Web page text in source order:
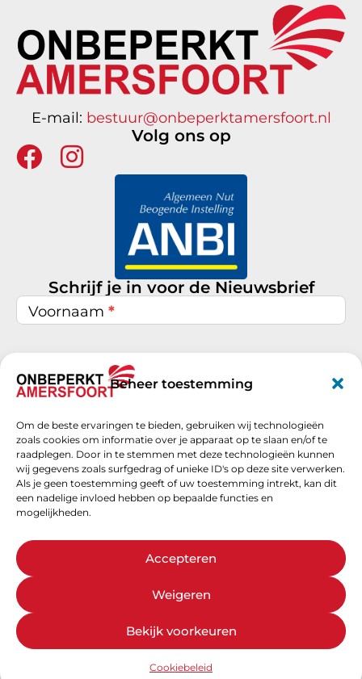
Beheer toestemming
Om de beste ervaringen te bieden, gebruiken wij technologieën
zoals cookies om informatie over je apparaat op te slaan en/of te
raadplegen. Door in te stemmen met deze technologieën kunnen
wij gegevens zoals surfgedrag of unieke ID's op deze site verwerken.
Als je geen toestemming geeft of uw toestemming intrekt, kan dit
een nadelige invloed hebben op bepaalde functies en
mogelijkheden.
Accepteren
Weigeren
Bekijk voorkeuren
Cookiebeleid
E-mail: bestuur@onbeperktamersfoort.nl
Volg ons op
Schrijf je in voor de Nieuwsbrief
Nieuwsbrief
inschrijven
Voornaam *
Achternaam*
E-mail*
Schrijf je nu in